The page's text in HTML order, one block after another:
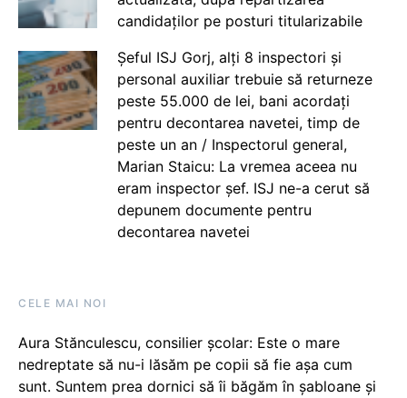
candidaților pe posturi titularizabile
Șeful ISJ Gorj, alți 8 inspectori și
personal auxiliar trebuie să returneze
peste 55.000 de lei, bani acordați
pentru decontarea navetei, timp de
peste un an / Inspectorul general,
Marian Staicu: La vremea aceea nu
eram inspector șef. ISJ ne-a cerut să
depunem documente pentru
decontarea navetei
CELE MAI NOI
Aura Stănculescu, consilier școlar: Este o mare
nedreptate să nu-i lăsăm pe copii să fie așa cum
sunt. Suntem prea dornici să îi băgăm în șabloane și